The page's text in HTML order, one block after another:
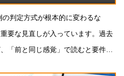
判定方式が根本的に変わるな
要な見直しが入っています。過去
「前と同じ感覚」で読むと要件を